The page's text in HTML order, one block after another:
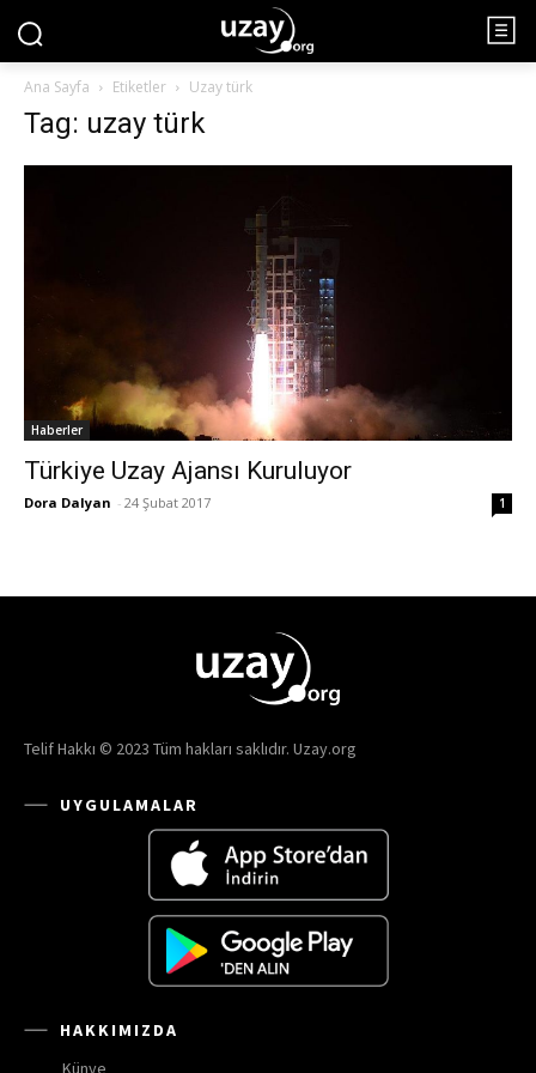
Ana Sayfa Etiketler Uzay türk
Tag: uzay türk
Haberler
Türkiye Uzay Ajansı Kuruluyor
Dora Dalyan - 24 Şubat 2017 1
Telif Hakkı © 2023 Tüm hakları saklıdır. Uzay.org
UYGULAMALAR
HAKKIMIZDA
Künye